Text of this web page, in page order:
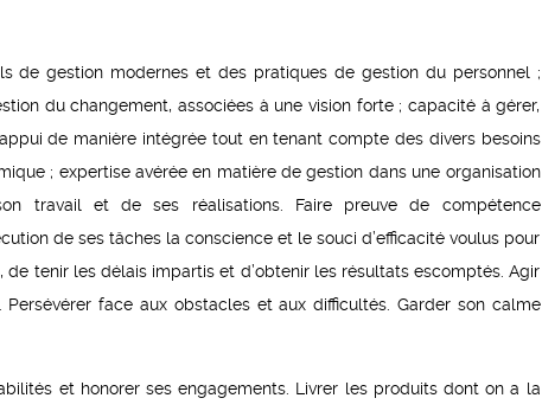
de gestion modernes et des pratiques de gestion du personnel ;
du changement, associées à une vision forte ; capacité à gérer,
de manière intégrée tout en tenant compte des divers besoins
; expertise avérée en matière de gestion dans une organisation
travail et de ses réalisations. Faire preuve de compétence
de ses tâches la conscience et le souci d’efficacité voulus pour
tenir les délais impartis et d’obtenir les résultats escomptés. Agir
face aux obstacles et aux difficultés. Garder son calme
et honorer ses engagements. Livrer les produits dont on a la